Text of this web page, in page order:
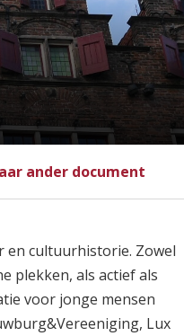
ander document
en cultuurhistorie. Zowel
plekken, als actief als
voor jonge mensen
Lux